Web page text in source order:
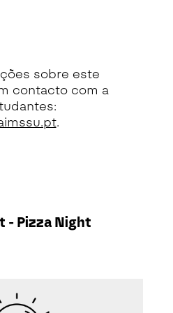
sobre este
contacto com a
.
- Pizza Night